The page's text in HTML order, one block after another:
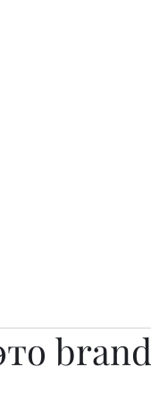
brand